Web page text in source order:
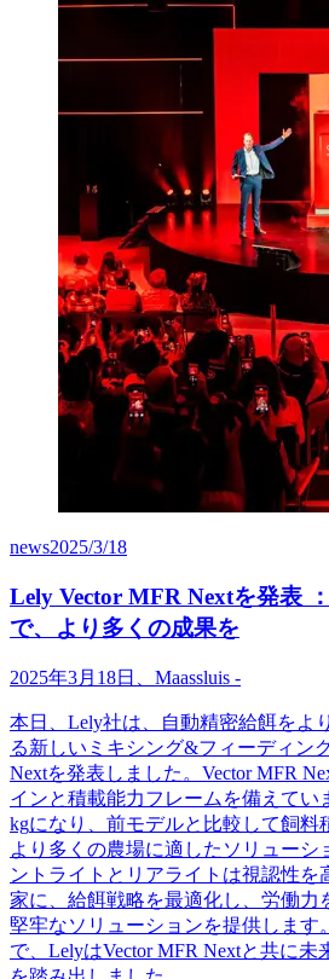
news2025/3/18
Lely Vector MFR Nextを発表
で、より多くの成果を
2025年3月 18日、 Maassluis -
本日、 Lely社は、自動精密給餌をよ
る新しいミキシング&フィーディン
Nextを発表しました。 Vector MFR
インと積載能力フレームを備えてい
kgになり、前モデルと比較して飼料
より多くの農場に適したソリューシ
ントライトとリアライトは視認性を
家に、給餌戦略を最適化し、労働力
堅牢なソリューションを提供します
で、 LelyはVector MFR Nextと共に未